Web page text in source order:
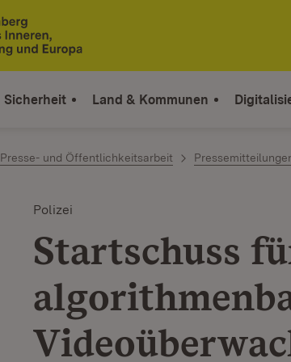
Sicherheit Land & Kommunen
Presse- und Öffentlichkeitsarbeit
Polizei
Startschuss